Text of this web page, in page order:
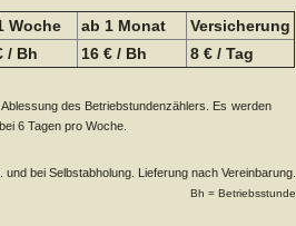
Woche ab 1 Monat
Versicherung
/ Bh 16 € / Bh 8 € / Tag
des Betriebstundenzählers. Es werden
6 Tagen pro Woche.
und bei Selbstabholung. Lieferung nach Vereinbarung.
Bh = Betriebsstunde